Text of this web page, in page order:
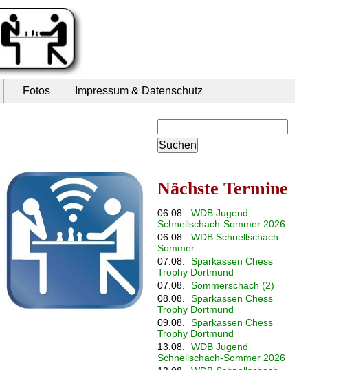
Fotos Impressum & Datenschutz
Nächste Termine
06.08.
WDB Jugend
Schnellschach-Sommer 2026
06.08.
WDB Schnellschach-
Sommer
07.08.
Sparkassen Chess
Trophy Dortmund
07.08.
Sommerschach (2)
08.08.
Sparkassen Chess
Trophy Dortmund
09.08.
Sparkassen Chess
Trophy Dortmund
13.08.
WDB Jugend
Schnellschach-Sommer 2026